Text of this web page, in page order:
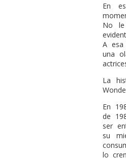
En
No
A esa
una
La
En
de
ser
su
lo